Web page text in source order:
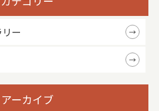
ー
アーカイブ